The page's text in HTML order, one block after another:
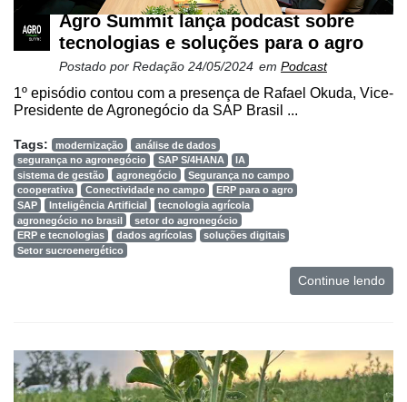
Agro Summit lança podcast sobre
tecnologias e soluções para o agro
Postado por Redação 24/05/2024 em Podcast
1º episódio contou com a presença de Rafael Okuda, Vice-
Presidente de Agronegócio da SAP Brasil ...
Tags: modernização
análise de dados
segurança no agronegócio
SAP S/4HANA
IA
sistema de gestão
agronegócio
Segurança no campo
cooperativa
Conectividade no campo
ERP para o agro
SAP
Inteligência Artificial
tecnologia agrícola
agronegócio no brasil
setor do agronegócio
ERP e tecnologias
dados agrícolas
soluções digitais
Setor sucroenergético
Continue lendo